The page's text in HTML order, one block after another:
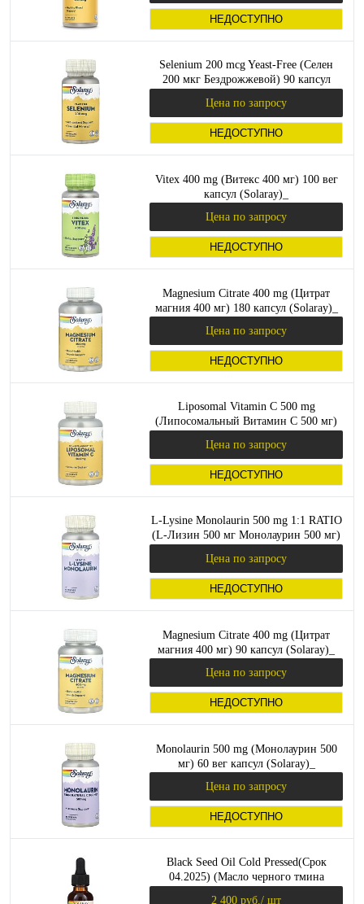
НЕДОСТУПНО
Selenium 200 mcg Yeast-Free (Селен
200 мкг Бездрожжевой) 90 капсул
Цена по запросу
НЕДОСТУПНО
Vitex 400 mg (Витекс 400 мг) 100 вег
капсул (Solaray)_
Цена по запросу
НЕДОСТУПНО
Magnesium Citrate 400 mg (Цитрат
магния 400 мг) 180 капсул (Solaray)_
Цена по запросу
НЕДОСТУПНО
Liposomal Vitamin C 500 mg
(Липосомальный Витамин С 500 мг)
Цена по запросу
НЕДОСТУПНО
L-Lysine Monolaurin 500 mg 1:1 RATIO
(L-Лизин 500 мг Монолаурин 500 мг)
Цена по запросу
НЕДОСТУПНО
Magnesium Citrate 400 mg (Цитрат
магния 400 мг) 90 капсул (Solaray)_
Цена по запросу
НЕДОСТУПНО
Monolaurin 500 mg (Монолаурин 500
мг) 60 вег капсул (Solaray)_
Цена по запросу
НЕДОСТУПНО
Black Seed Oil Cold Pressed(Срок
04.2025) (Масло черного тмина
2 400 руб. / шт